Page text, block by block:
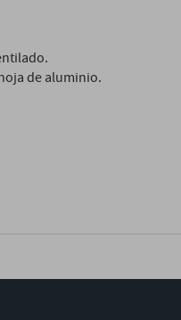
de aluminio.